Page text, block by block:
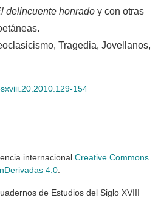
delincuente honrado y con otras
Tragedia, Jovellanos,
154
internacional Creative Commons
4.0
de Estudios del Siglo XVIII